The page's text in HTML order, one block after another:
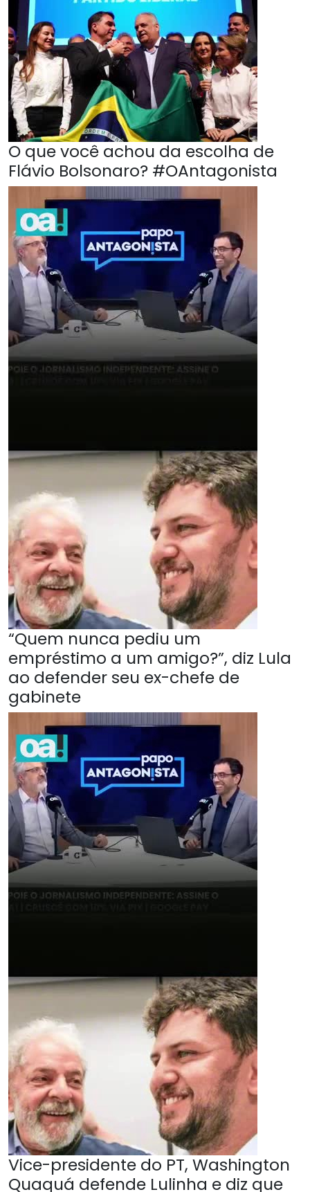
O que você achou da escolha de
Flávio Bolsonaro? #OAntagonista
“Quem nunca pediu um
empréstimo a um amigo?”, diz Lula
ao defender seu ex-chefe de
gabinete
Vice-presidente do PT, Washington
Quaquá defende Lulinha e diz que